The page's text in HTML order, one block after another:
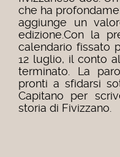
che ha
aggiunge un
edizione.Con la
calendario fissato
12 luglio, il conto
terminato. La
pronti a sfidarsi
Capitano per
storia di Fivizzano.